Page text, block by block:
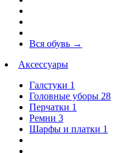
Вся обувь →
Аксессуары
Галстуки 1
Головные уборы 28
Перчатки 1
Ремни 3
Шарфы и платки 1